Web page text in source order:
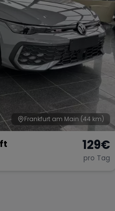
Frankfurt am Main (44 km)
129€
pro Tag